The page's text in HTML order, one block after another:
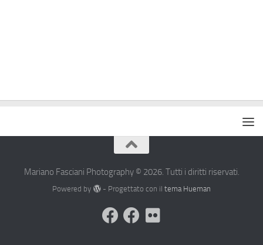
Mariano Fasciani Photography © 2026. Tutti i diritti riservati.
Powered by - Progettato con il tema Hueman